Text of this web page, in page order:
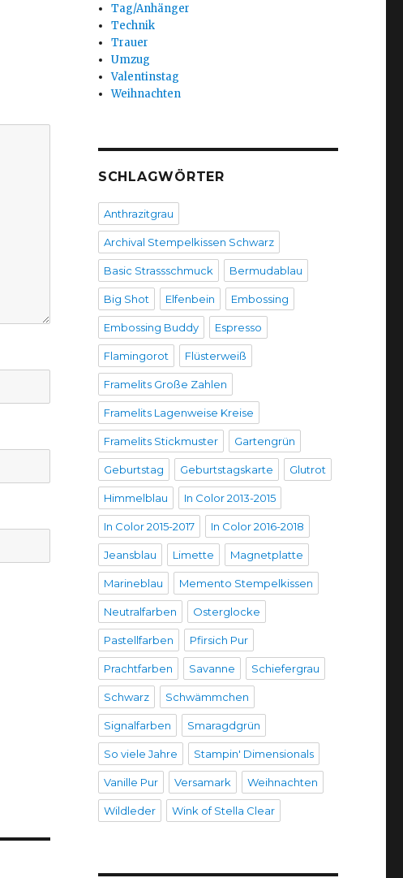
Tag/Anhänger
Technik
Trauer
Umzug
Valentinstag
Weihnachten
SCHLAGWÖRTER
Anthrazitgrau
Archival Stempelkissen Schwarz
Basic Strassschmuck Bermudablau
Big Shot Elfenbein Embossing
Embossing Buddy Espresso
Flamingorot Flüsterweiß
Framelits Große Zahlen
Framelits Lagenweise Kreise
Framelits Stickmuster Gartengrün
Geburtstag Geburtstagskarte Glutrot
Himmelblau In Color 2013-2015
In Color 2015-2017 In Color 2016-2018
Jeansblau Limette Magnetplatte
Marineblau Memento Stempelkissen
Neutralfarben Osterglocke
Pastellfarben Pfirsich Pur
Prachtfarben Savanne Schiefergrau
Schwarz Schwämmchen
Signalfarben Smaragdgrün
So viele Jahre Stampin' Dimensionals
Vanille Pur Versamark Weihnachten
Wildleder Wink of Stella Clear